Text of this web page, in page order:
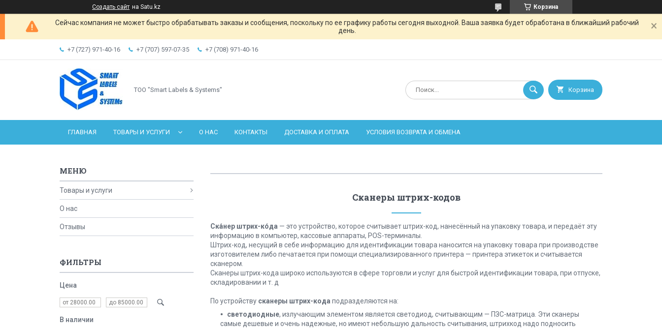
Создать сайт на Satu.kz Корзина
Сейчас компания не может быстро обрабатывать заказы и сообщения, поскольку по ее графику работы сегодня выходной. Ваша заявка будет обработана в ближайший рабочий
день.
+7 (727) 971-40-16 +7 (707) 597-07-35 +7 (708) 971-40-16
ТОО "Smart Labels & Systems" Корзина
ГЛАВНАЯ ТОВАРЫ И УСЛУГИ О НАС КОНТАКТЫ ДОСТАВКА И ОПЛАТА УСЛОВИЯ ВОЗВРАТА И ОБМЕНА
Сканеры штрих-кодов
Ска́нер штрих-ко́да — это устройство, которое считывает штрих-код, нанесённый на упаковку товара, и передаёт эту
информацию в компьютер, кассовые аппараты, POS-терминалы.
Штрих-код, несущий в себе информацию для идентификации товара наносится на упаковку товара при производстве
изготовителем либо печатается при помощи специализированного принтера — принтера этикеток и считывается
сканером.
Сканеры штрих-кода широко используются в сфере торговли и услуг для быстрой идентификации товара, при отпуске,
складировании и т. д
По устройству сканеры штрих-кода подразделяются на:
светодиодные, излучающим элементом является светодиод, считывающим — ПЗС-матрица. Эти сканеры
самые дешевые и очень надежные, но имеют небольшую дальность считывания, штрихкод надо подносить
Товары и услуги
О нас
Отзывы
ФИЛЬТРЫ
Цена
В наличии